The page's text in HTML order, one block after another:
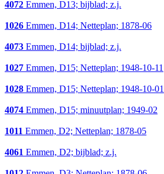
4072 Emmen, D13; bijblad; z.j.
1026 Emmen, D14; Netteplan; 1878-06
4073 Emmen, D14; bijblad; z.j.
1027 Emmen, D15; Netteplan; 1948-10-11
1028 Emmen, D15; Netteplan; 1948-10-01
4074 Emmen, D15; minuutplan; 1949-02
1011 Emmen, D2; Netteplan; 1878-05
4061 Emmen, D2; bijblad; z.j.